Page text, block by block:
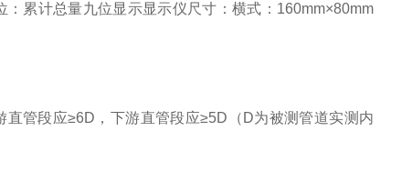
累计总量九位显示显示仪尺寸：横式：160mm×80mm
管段应≥6D，下游直管段应≥5D（D为被测管道实测内